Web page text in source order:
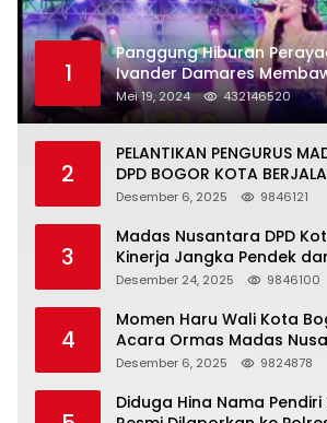
1
Panggung Hiburan
Ivander Damares
Warga Kejapanan
Mei 19, 2024 432146520
2
PELANTIKAN PENGURUS
DPD BOGOR KOTA
KHIDMAT
Desember 6, 2025 9846121
3
Madas Nusantara DPD
Kinerja Jangka Pendek
Panjang
Desember 24, 2025 9846100
4
Momen Haru Wali Kota
Acara Ormas Madas
Peci Hitam Tinggi sebagai
Desember 6, 2025 9824878
Diduga Hina Nama Pendiri